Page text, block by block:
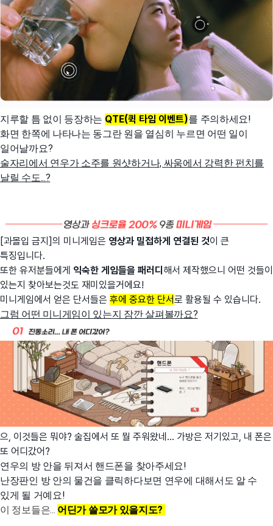
지루할 틈 없이 등장하는 QTE(퀵 타임 이벤트)를 주의하세요!
화면 한쪽에 나타나는 동그란 원을 열심히 누르면 어떤 일이
일어날까요?
술자리에서 연우가 소주를 원샷하거나, 싸움에서 강력한 펀치를
날릴 수도...?
[과몰입 금지]의 미니게임은 영상과 밀접하게 연결된 것이 큰
특징입니다.
또한 유저분들에게 익숙한 게임들을 패러디 해서 제작했으니 어떤 것들이
있는지 찾아보는것도 재미있을거에요!
미니게임에서 얻은 단서들은 후에 중요한 단서 로 활용될 수 있습니다.
그럼 어떤 미니게임이 있는지 잠깐 살펴볼까요?
으, 이것들은 뭐야? 술집에서 또 뭘 주워왔네... 가방은 저기있고, 내 폰은
또 어디갔어?
연우의 방 안을 뒤져서 핸드폰을 찾아주세요!
난장판인 방 안의 물건을 클릭하다보면 연우에 대해서도 알 수
있게 될 거예요!
이 정보들은... 어딘가 쓸모가 있을지도?